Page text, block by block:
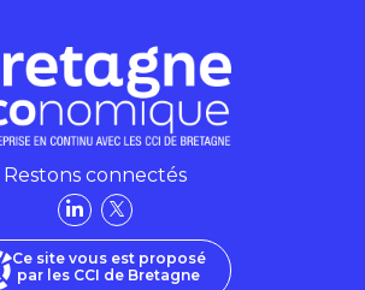
Restons connectés
Ce site vous est proposé
par les CCI de Bretagne